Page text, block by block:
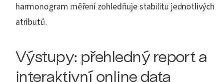
harmonogram měření zohledňuje stabilitu jednotlivých
atributů.
Výstupy: přehledný report a
interaktivní online data